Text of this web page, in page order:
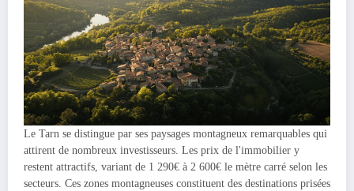
Le Tarn se distingue par ses paysages montagneux remarquables qui
attirent de nombreux investisseurs. Les prix de l'immobilier y
restent attractifs, variant de 1 290€ à 2 600€ le mètre carré selon les
secteurs. Ces zones montagneuses constituent des destinations prisées